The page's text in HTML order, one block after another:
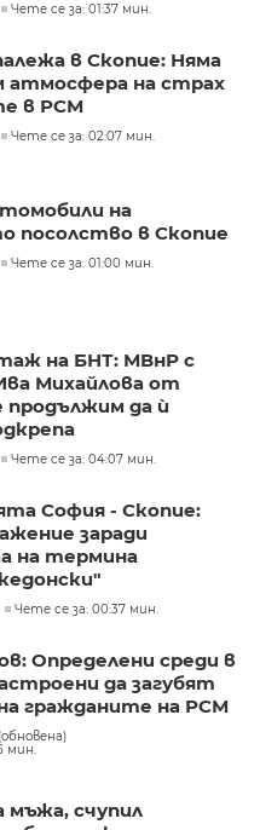
Чете се за: 01:37 мин.
в Скопие: Няма
атмосфера на страх
в РСМ
Чете се за: 02:07 мин.
на
посолство в Скопие
Чете се за: 01:00 мин.
на БНТ: МВнР с
Михайлова от
продължим да ѝ
Чете се за: 04:07 мин.
София - Скопие:
заради
на термина
Чете се за: 00:37 мин.
Определени среди в
да загубят
гражданите на РСМ
мин.
мъжа, счупил